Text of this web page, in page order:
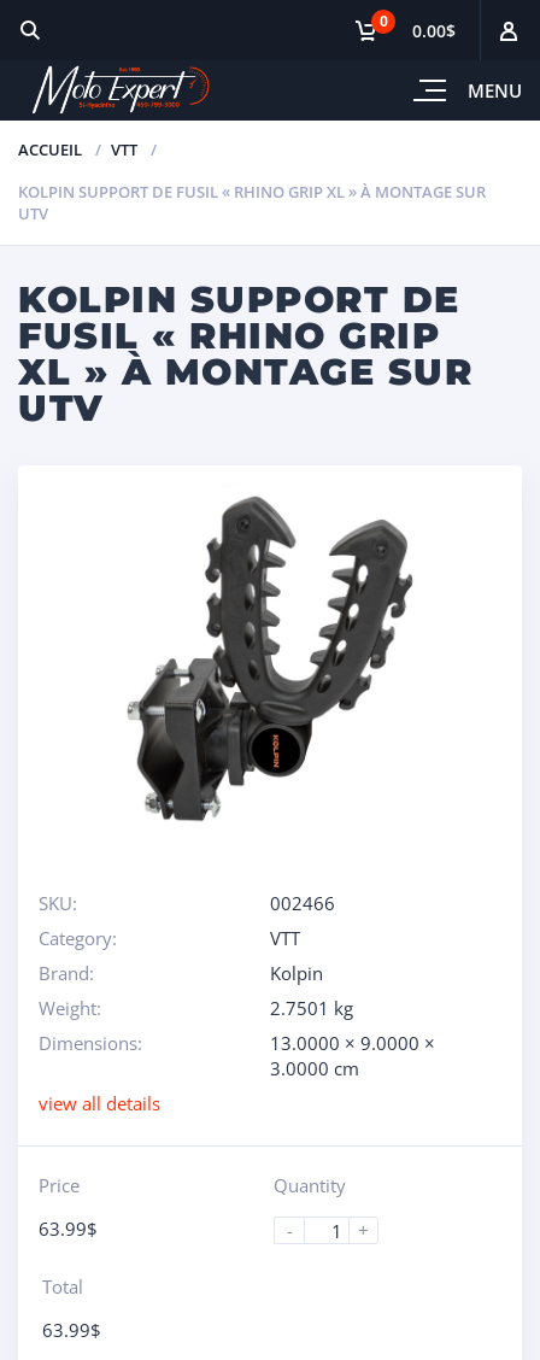
MENU
0 0.00$
ACCUEIL
VTT
KOLPIN SUPPORT DE FUSIL « RHINO GRIP XL » À MONTAGE SUR
UTV
KOLPIN SUPPORT DE
FUSIL « RHINO GRIP
XL » À MONTAGE SUR
UTV
SKU:
002466
Category:
VTT
Brand:
Kolpin
Weight:
2.7501 kg
Dimensions:
13.0000 × 9.0000 ×
3.0000 cm
view all details
Price
63.99$
Quantity
-
+
Total
63.99$